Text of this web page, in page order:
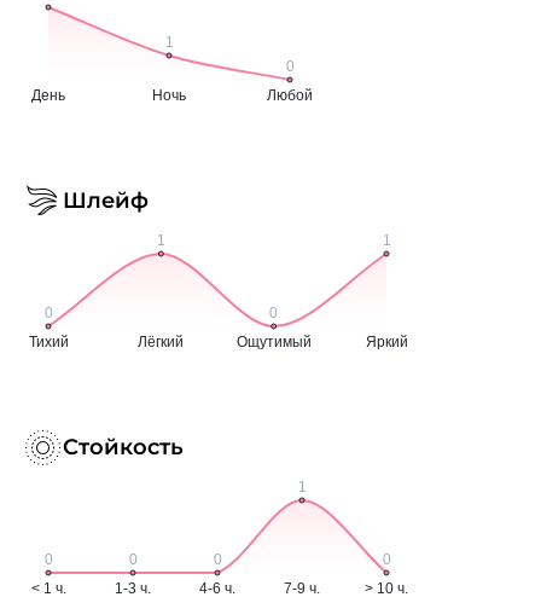
Шлейф
Стойкость